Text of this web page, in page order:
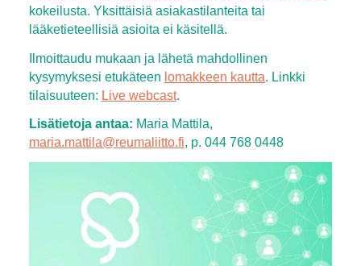
kokeilusta. Yksittäisiä asiakastilanteita tai
lääketieteellisiä asioita ei käsitellä.
Ilmoittaudu mukaan ja lähetä mahdollinen
kysymyksesi etukäteen lomakkeen kautta . Linkki
tilaisuuteen: Live webcast.
Lisätietoja antaa: Maria Mattila,
maria.mattila@reumaliitto.fi, p. 044 768 0448